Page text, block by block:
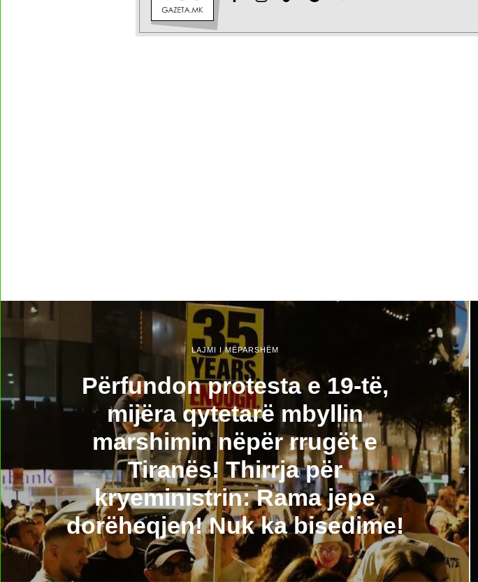
LAJMI I MËPARSHËM
Përfundon protesta e 19-të,
mijëra qytetarë mbyllin
marshimin nëpër rrugët e
Tiranës! Thirrja për
kryeministrin: Rama jepe
dorëheqjen! Nuk ka bisedime!